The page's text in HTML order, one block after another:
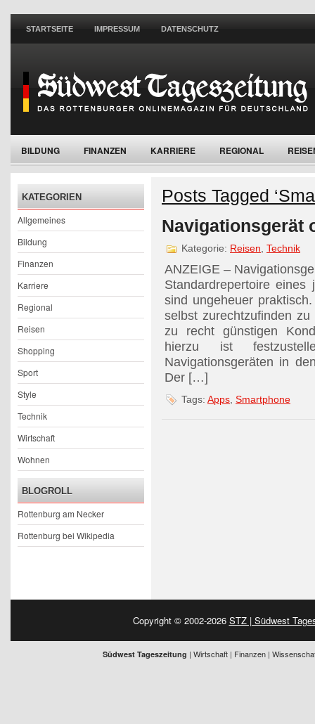
STARTSEITE IMPRESSUM DATENSCHUTZ
BILDUNG FINANZEN KARRIERE REGIONAL
KATEGORIEN
Allgemeines
Bildung
Finanzen
Karriere
Regional
Reisen
Shopping
Sport
Style
Technik
Wirtschaft
Wohnen
BLOGROLL
Rottenburg am Necker
Rottenburg bei Wikipedia
Posts Tagged
Navigationsgerät
Kategorie: Reisen Technik
ANZEIGE –
Standardrepertoire
sind ungeheuer
selbst zurechtzufinden
zu recht günstigen
hierzu ist
Navigationsgeräten in
Der […]
Tags: Apps, Smartphone
Copyright © 2002-2026 STZ | Südwest
Südwest Tageszeitung | Wirtschaft | Finanzen |